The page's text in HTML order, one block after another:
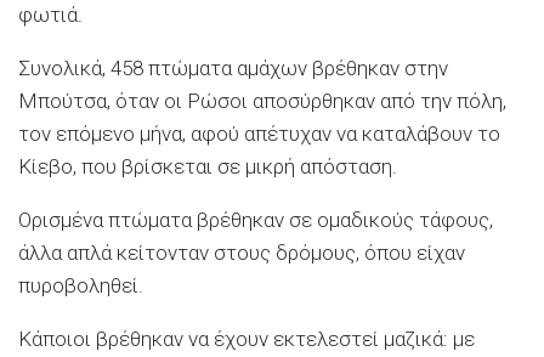
φωτιά.
Συνολικά, 458 πτώματα αμάχων βρέθηκαν στην
Μπούτσα, όταν οι Ρώσοι αποσύρθηκαν από την πόλη,
τον επόμενο μήνα, αφού απέτυχαν να καταλάβουν το
Κίεβο, που βρίσκεται σε μικρή απόσταση.
Ορισμένα πτώματα βρέθηκαν σε ομαδικούς τάφους,
άλλα απλά κείτονταν στους δρόμους, όπου είχαν
πυροβοληθεί.
Κάποιοι βρέθηκαν να έχουν εκτελεστεί μαζικά: με